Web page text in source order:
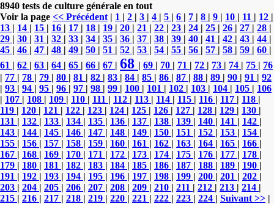
8940 tests de culture générale en tout
Voir la page << Précédent | 1 | 2 | 3 | 4 | 5 | 6 | 7 | 8 | 9 | 10 | 11 | 12 |
13 | 14 | 15 | 16 | 17 | 18 | 19 | 20 | 21 | 22 | 23 | 24 | 25 | 26 | 27 | 28 |
29 | 30 | 31 | 32 | 33 | 34 | 35 | 36 | 37 | 38 | 39 | 40 | 41 | 42 | 43 | 44 |
45 | 46 | 47 | 48 | 49 | 50 | 51 | 52 | 53 | 54 | 55 | 56 | 57 | 58 | 59 | 60 |
61 | 62 | 63 | 64 | 65 | 66 | 67 | 68 | 69 | 70 | 71 | 72 | 73 | 74 | 75 | 76
| 77 | 78 | 79 | 80 | 81 | 82 | 83 | 84 | 85 | 86 | 87 | 88 | 89 | 90 | 91 | 92
| 93 | 94 | 95 | 96 | 97 | 98 | 99 | 100 | 101 | 102 | 103 | 104 | 105 | 106
| 107 | 108 | 109 | 110 | 111 | 112 | 113 | 114 | 115 | 116 | 117 | 118 |
119 | 120 | 121 | 122 | 123 | 124 | 125 | 126 | 127 | 128 | 129 | 130 |
131 | 132 | 133 | 134 | 135 | 136 | 137 | 138 | 139 | 140 | 141 | 142 |
143 | 144 | 145 | 146 | 147 | 148 | 149 | 150 | 151 | 152 | 153 | 154 |
155 | 156 | 157 | 158 | 159 | 160 | 161 | 162 | 163 | 164 | 165 | 166 |
167 | 168 | 169 | 170 | 171 | 172 | 173 | 174 | 175 | 176 | 177 | 178 |
179 | 180 | 181 | 182 | 183 | 184 | 185 | 186 | 187 | 188 | 189 | 190 |
191 | 192 | 193 | 194 | 195 | 196 | 197 | 198 | 199 | 200 | 201 | 202 |
203 | 204 | 205 | 206 | 207 | 208 | 209 | 210 | 211 | 212 | 213 | 214 |
215 | 216 | 217 | 218 | 219 | 220 | 221 | 222 | 223 | 224 | Suivant >> |